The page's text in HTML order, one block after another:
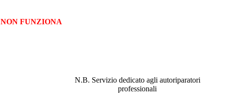
NON FUNZIONA
N.B. Servizio dedicato agli autoriparatori
professionali